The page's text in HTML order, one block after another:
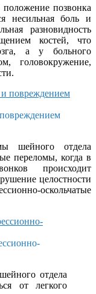
позвонка
несильная боль и
разновидность
костей, что
а у больного
головокружение,
шейного отдела
переломы, когда в
происходит
целостности
оскольчатые
отдела
от легкого